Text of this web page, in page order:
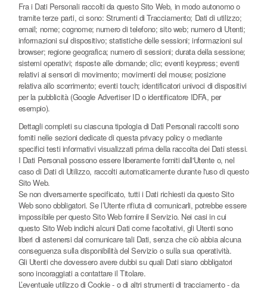
Fra i Dati Personali raccolti da questo Sito Web, in modo autonomo o
tramite terze parti, ci sono: Strumenti di Tracciamento; Dati di utilizzo;
email; nome; cognome; numero di telefono; sito web; numero di Utenti;
informazioni sul dispositivo; statistiche delle sessioni; informazioni sul
browser; regione geografica; numero di sessioni; durata della sessione;
sistemi operativi; risposte alle domande; clic; eventi keypress; eventi
relativi ai sensori di movimento; movimenti del mouse; posizione
relativa allo scorrimento; eventi touch; identificatori univoci di dispositivi
per la pubblicità (Google Advertiser ID o identificatore IDFA, per
esempio).
Dettagli completi su ciascuna tipologia di Dati Personali raccolti sono
forniti nelle sezioni dedicate di questa privacy policy o mediante
specifici testi informativi visualizzati prima della raccolta dei Dati stessi.
I Dati Personali possono essere liberamente forniti dall'Utente o, nel
caso di Dati di Utilizzo, raccolti automaticamente durante l'uso di questo
Sito Web.
Se non diversamente specificato, tutti i Dati richiesti da questo Sito
Web sono obbligatori. Se l’Utente rifiuta di comunicarli, potrebbe essere
impossibile per questo Sito Web fornire il Servizio. Nei casi in cui
questo Sito Web indichi alcuni Dati come facoltativi, gli Utenti sono
liberi di astenersi dal comunicare tali Dati, senza che ciò abbia alcuna
conseguenza sulla disponibilità del Servizio o sulla sua operatività.
Gli Utenti che dovessero avere dubbi su quali Dati siano obbligatori
sono incoraggiati a contattare il Titolare.
L’eventuale utilizzo di Cookie - o di altri strumenti di tracciamento - da